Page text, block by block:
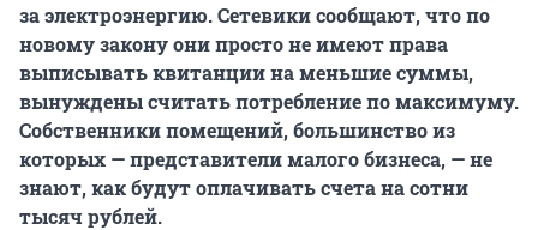
за электроэнергию. Сетевики сообщают, что по
новому закону они просто не имеют права
выписывать квитанции на меньшие суммы,
вынуждены считать потребление по максимуму.
Собственники помещений, большинство из
которых — представители малого бизнеса, — не
знают, как будут оплачивать счета на сотни
тысяч рублей.